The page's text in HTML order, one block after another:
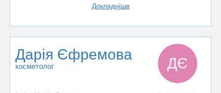
Докладніше
Дарія Єфремова
косметолог ДЄ